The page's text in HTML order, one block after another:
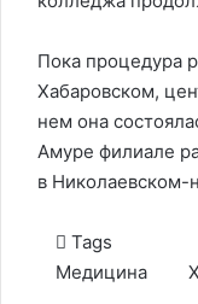
Пока процедура
Хабаровском,
нем она
Амуре филиале
в
Tags
Медицина